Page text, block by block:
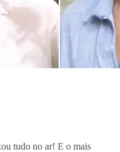
tudo no ar! E o mais